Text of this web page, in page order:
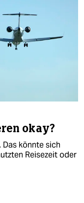
okay?
Das könnte sich
Reisezeit oder